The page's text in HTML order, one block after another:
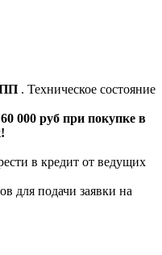
. Техническое состояние
000 руб при покупке в
в кредит от ведущих
для подачи заявки на